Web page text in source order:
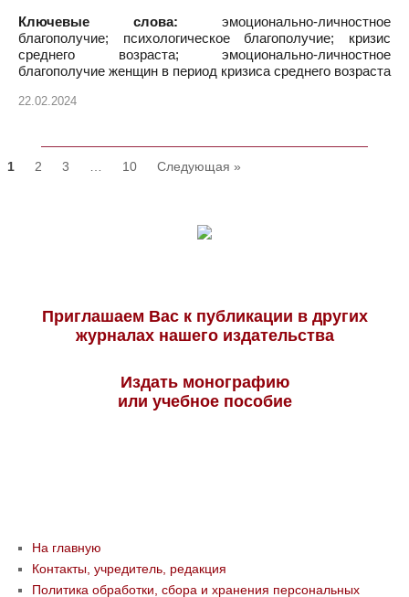
Ключевые слова: эмоционально-личностное
благополучие; психологическое благополучие; кризис
среднего возраста; эмоционально-личностное
благополучие женщин в период кризиса среднего возраста
22.02.2024
1 2 3 10 Следующая »
Приглашаем Вас к публикации в других
журналах нашего издательства
Издать монографию
или учебное пособие
На главную
Контакты, учредитель, редакция
Политика обработки, сбора и хранения персональных